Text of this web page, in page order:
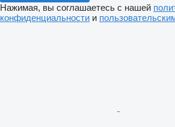
Нажимая, вы соглашаетесь с нашей
конфиденциальности и